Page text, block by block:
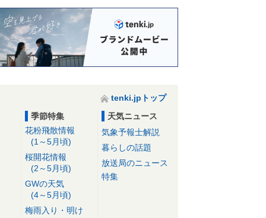
tenki.jpトップ
季節特集
花粉飛散情報
(1～5月頃)
桜開花情報
(2～5月頃)
GWの天気
(4～5月頃)
梅雨入り・明け
天気ニュース
気象予報士解説
暮らしの話題
放送局のニュース
特集